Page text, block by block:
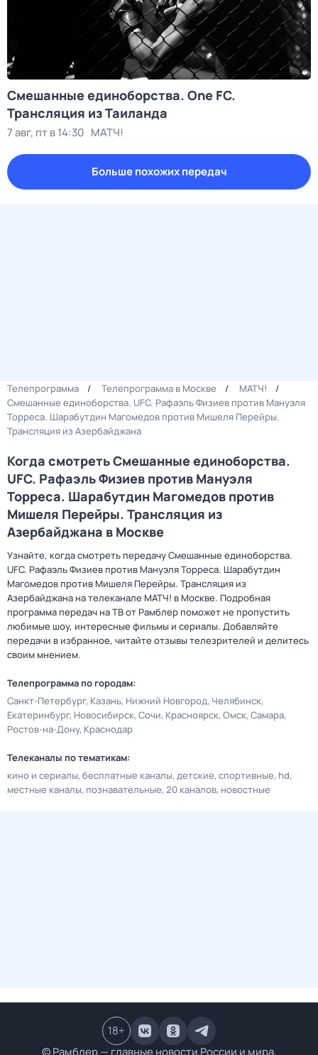
Смешанные единоборства. One FC.
Трансляция из Таиланда
7 авг, пт в 14:30 МАТЧ!
Больше похожих передач
Телепрограмма Телепрограмма в Москве
МАТЧ!
Смешанные единоборства. UFC. Рафаэль Физиев против Мануэля
Торреса. Шарабутдин Магомедов против Мишеля Перейры.
Трансляция из Азербайджана
Когда смотреть Смешанные единоборства.
UFC. Рафаэль Физиев против Мануэля
Торреса. Шарабутдин Магомедов против
Мишеля Перейры. Трансляция из
Азербайджана в Москве
Узнайте, когда смотреть передачу Смешанные единоборства.
UFC. Рафаэль Физиев против Мануэля Торреса. Шарабутдин
Магомедов против Мишеля Перейры. Трансляция из
Азербайджана на телеканале МАТЧ! в Москве. Подробная
программа передач на ТВ от Рамблер поможет не пропустить
любимые шоу, интересные фильмы и сериалы. Добавляйте
передачи в избранное, читайте отзывы телезрителей и делитесь
своим мнением.
Телепрограмма по городам:
Санкт-Петербург Казань Нижний Новгород Челябинск
Екатеринбург Новосибирск Сочи Красноярск Омск Самара
Ростов-на-Дону Краснодар
Телеканалы по тематикам:
кино и сериалы бесплатные каналы детские спортивные hd
местные каналы познавательные 20 каналов новостные
© Рамблер — главные новости России и мира,
18+